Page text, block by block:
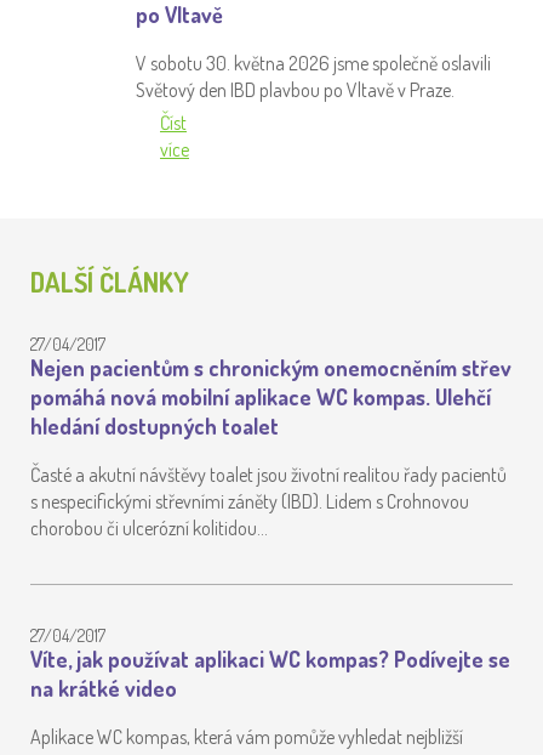
po Vltavě
V sobotu 30. května 2026 jsme společně oslavili
Světový den IBD plavbou po Vltavě v Praze.
Číst
více
DALŠÍ ČLÁNKY
27/04/2017
Nejen pacientům s chronickým onemocněním střev
pomáhá nová mobilní aplikace WC kompas. Ulehčí
hledání dostupných toalet
Časté a akutní návštěvy toalet jsou životní realitou řady pacientů
s nespecifickými střevními záněty (IBD). Lidem s Crohnovou
chorobou či ulcerózní kolitidou…
27/04/2017
Víte, jak používat aplikaci WC kompas? Podívejte se
na krátké video
Aplikace WC kompas, která vám pomůže vyhledat nejbližší